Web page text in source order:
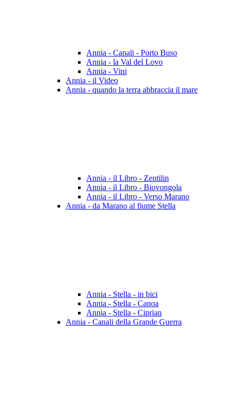
Annia - Canali - Porto Buso
Annia - la Val del Lovo
Annia - Vini
Annia - il Video
Annia - quando la terra abbraccia il mare
Annia - il Libro - Zentilin
Annia - il Libro - Biovongola
Annia - il Libro - Verso Marano
Annia - da Marano al fiume Stella
Annia - Stella - in bici
Annia - Stella - Canoa
Annia - Stella - Ciprian
Annia - Canali della Grande Guerra